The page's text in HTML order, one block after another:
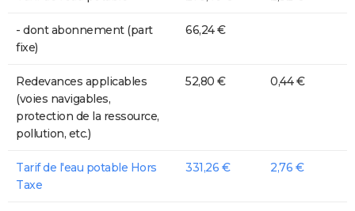
- dont abonnement (part
fixe)
66,24 €
Redevances applicables
(voies navigables,
protection de la ressource,
pollution, etc.)
52,80 € 0,44 €
Tarif de l'eau potable Hors
Taxe
331,26 € 2,76 €